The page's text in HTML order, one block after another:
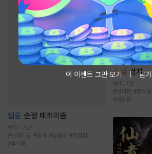
웹툰 순정 테러리즘
57.7만
#쓰레기공 #동거 #능글공 #첫경험
#후회공
소설 검치
11.7만
#먼치킨 #통쾌함
#성장물
이 이벤트 그만 보기 닫기